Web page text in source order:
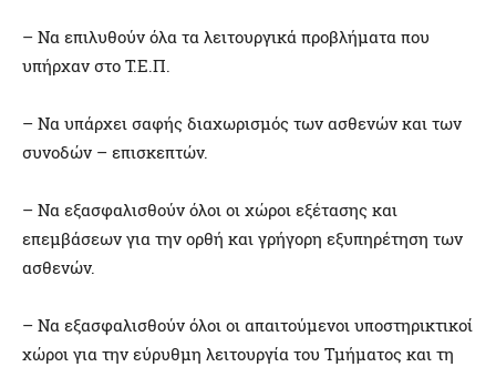
– Να επιλυθούν όλα τα λειτουργικά προβλήματα που
υπήρχαν στο Τ.Ε.Π.
– Να υπάρχει σαφής διαχωρισμός των ασθενών και των
συνοδών – επισκεπτών.
– Να εξασφαλισθούν όλοι οι χώροι εξέτασης και
επεμβάσεων για την ορθή και γρήγορη εξυπηρέτηση των
ασθενών.
– Να εξασφαλισθούν όλοι οι απαιτούμενοι υποστηρικτικοί
χώροι για την εύρυθμη λειτουργία του Τμήματος και τη